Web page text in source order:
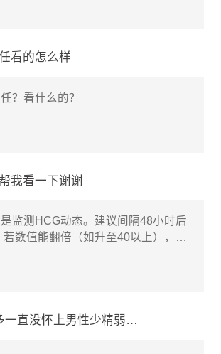
激素水平，让卵巢和子宫内膜得到
血。
看的怎么样
？看什么的？
我看一下谢谢
监测HCG动态。建议间隔48小时后
若数值能翻倍（如升至40以上），则
毕。
备孕2年多一直没怀上男性少精弱精症比较严重女